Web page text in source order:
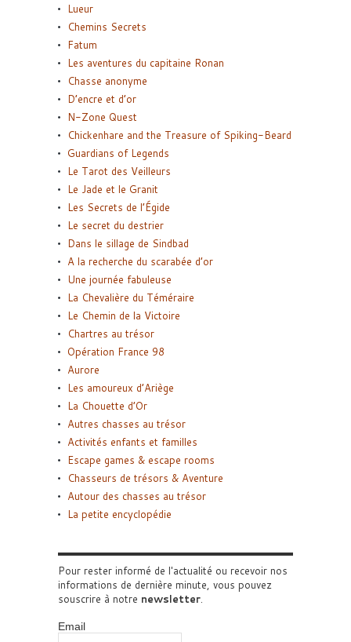
Lueur
Chemins Secrets
Fatum
Les aventures du capitaine Ronan
Chasse anonyme
D’encre et d’or
N-Zone Quest
Chickenhare and the Treasure of Spiking-Beard
Guardians of Legends
Le Tarot des Veilleurs
Le Jade et le Granit
Les Secrets de l’Égide
Le secret du destrier
Dans le sillage de Sindbad
A la recherche du scarabée d’or
Une journée fabuleuse
La Chevalière du Téméraire
Le Chemin de la Victoire
Chartres au trésor
Opération France 98
Aurore
Les amoureux d’Ariège
La Chouette d’Or
Autres chasses au trésor
Activités enfants et familles
Escape games & escape rooms
Chasseurs de trésors & Aventure
Autour des chasses au trésor
La petite encyclopédie
Pour rester informé de l'actualité ou recevoir nos
informations de dernière minute, vous pouvez
souscrire à notre newsletter
Email